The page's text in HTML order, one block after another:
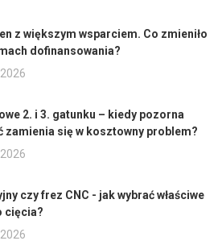
z większym wsparciem. Co zmieniło
dofinansowania?
2. i 3. gatunku – kiedy pozorna
zamienia się w kosztowny problem?
czy frez CNC - jak wybrać właściwe
cięcia?